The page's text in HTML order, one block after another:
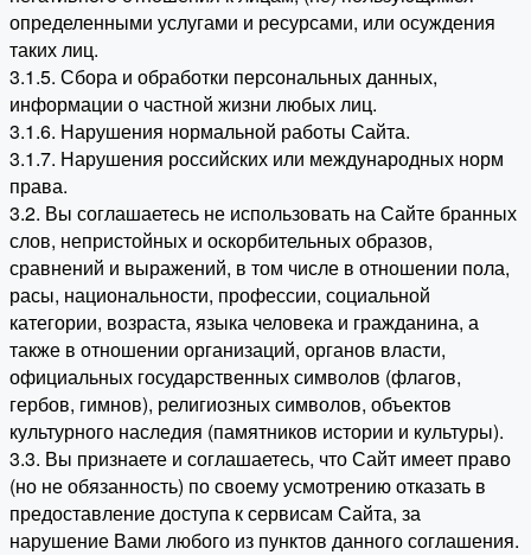
определенными услугами и ресурсами, или осуждения
таких лиц.
3.1.5. Сбора и обработки персональных данных,
информации о частной жизни любых лиц.
3.1.6. Нарушения нормальной работы Сайта.
3.1.7. Нарушения российских или международных норм
права.
3.2. Вы соглашаетесь не использовать на Сайте бранных
слов, непристойных и оскорбительных образов,
сравнений и выражений, в том числе в отношении пола,
расы, национальности, профессии, социальной
категории, возраста, языка человека и гражданина, а
также в отношении организаций, органов власти,
официальных государственных символов (флагов,
гербов, гимнов), религиозных символов, объектов
культурного наследия (памятников истории и культуры).
3.3. Вы признаете и соглашаетесь, что Сайт имеет право
(но не обязанность) по своему усмотрению отказать в
предоставление доступа к сервисам Сайта, за
нарушение Вами любого из пунктов данного соглашения.